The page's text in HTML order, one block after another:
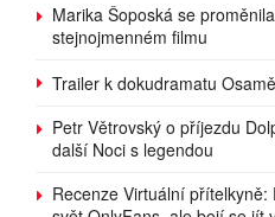
Marika Šoposká se
stejnojmenném filmu
Trailer k dokudramatu
Petr Větrovský o příjezdu
další Noci s legendou
Recenze Virtuální přítelkyně: